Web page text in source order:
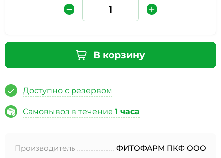
В корзину
Доступно с резервом
Самовывоз в течение 1 часа
Производитель
ФИТОФАРМ ПКФ ООО
Защита от автоматических сообщений
соответствии с Федеральным законом от 27.07.2006 года